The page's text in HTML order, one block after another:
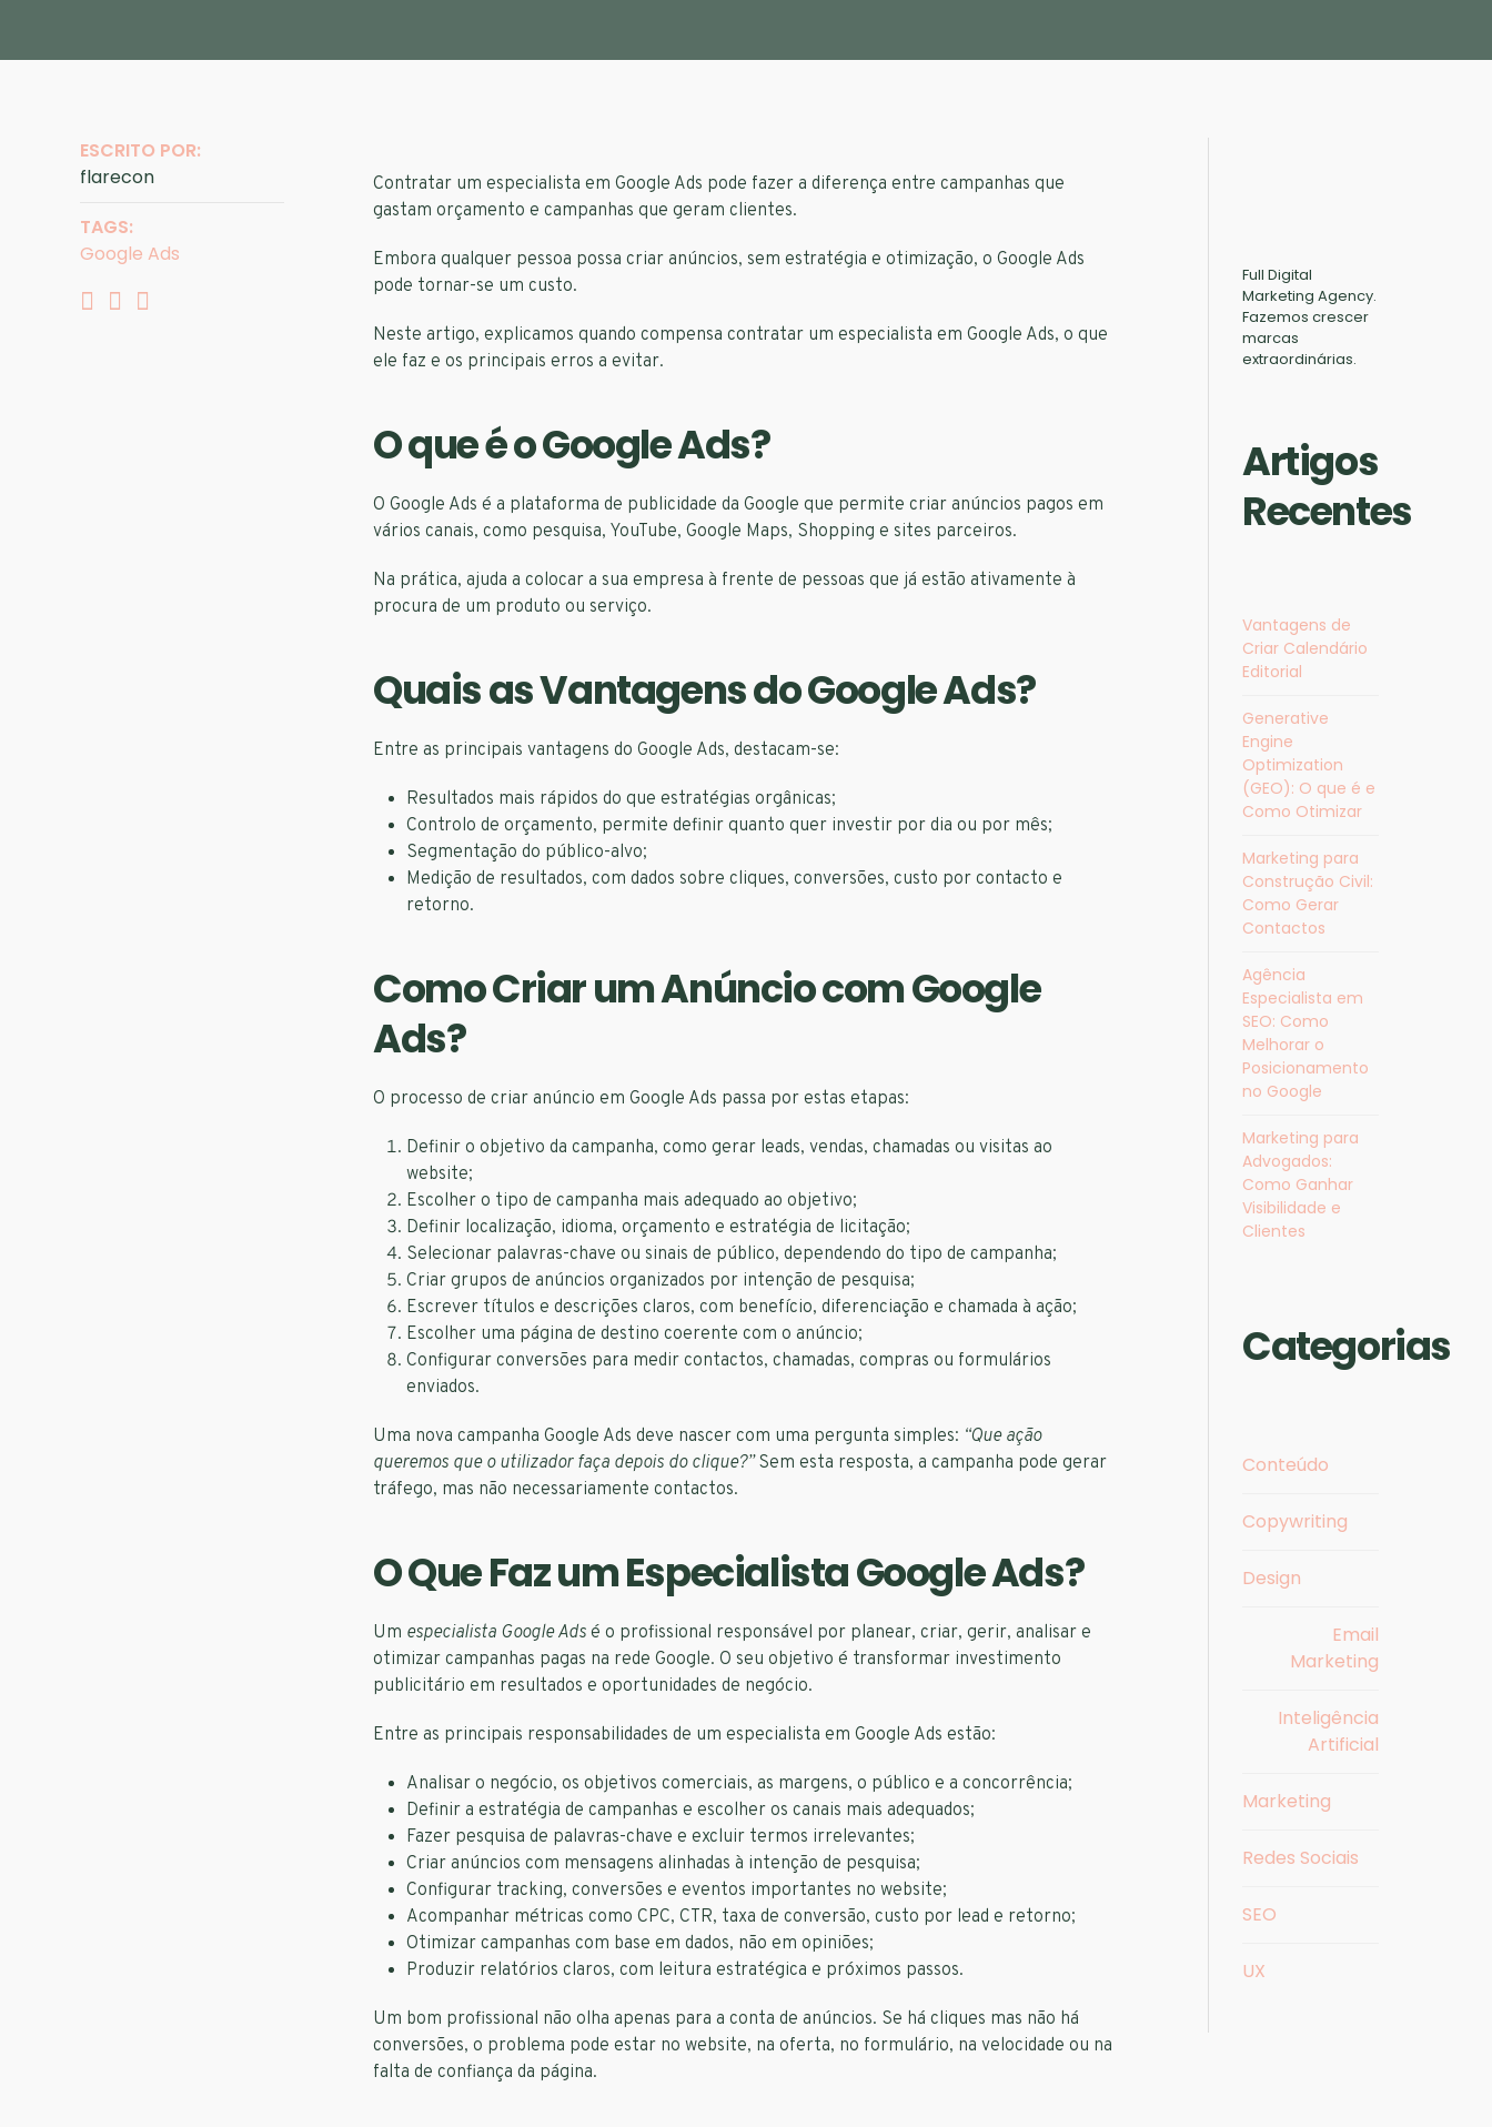
ESCRITO POR:
flarecon
TAGS:
Google Ads
Contratar um especialista em Google Ads pode fazer a diferença entre campanhas que
gastam orçamento e campanhas que geram clientes.
Embora qualquer pessoa possa criar anúncios, sem estratégia e otimização, o Google Ads
pode tornar-se um custo.
Neste artigo, explicamos quando compensa contratar um especialista em Google Ads, o que
ele faz e os principais erros a evitar.
O que é o Google Ads?
O Google Ads é a plataforma de publicidade da Google que permite criar anúncios pagos em
vários canais, como pesquisa, YouTube, Google Maps, Shopping e sites parceiros.
Na prática, ajuda a colocar a sua empresa à frente de pessoas que já estão ativamente à
procura de um produto ou serviço.
Quais as Vantagens do Google Ads?
Entre as principais vantagens do Google Ads, destacam-se:
Resultados mais rápidos do que estratégias orgânicas;
Controlo de orçamento, permite definir quanto quer investir por dia ou por mês;
Segmentação do público-alvo;
Medição de resultados, com dados sobre cliques, conversões, custo por contacto e
retorno.
Como Criar um Anúncio com Google
Ads?
O processo de criar anúncio em Google Ads passa por estas etapas:
Definir o objetivo da campanha, como gerar leads, vendas, chamadas ou visitas ao
website;
Escolher o tipo de campanha mais adequado ao objetivo;
Definir localização, idioma, orçamento e estratégia de licitação;
Selecionar palavras-chave ou sinais de público, dependendo do tipo de campanha;
Criar grupos de anúncios organizados por intenção de pesquisa;
Escrever títulos e descrições claros, com benefício, diferenciação e chamada à ação;
Escolher uma página de destino coerente com o anúncio;
Configurar conversões para medir contactos, chamadas, compras ou formulários
enviados.
Uma nova campanha Google Ads deve nascer com uma pergunta simples: “Que ação
queremos que o utilizador faça depois do clique?”Sem esta resposta, a campanha pode gerar
tráfego, mas não necessariamente contactos.
O Que Faz um Especialista Google Ads?
Um especialista Google Ads é o profissional responsável por planear, criar, gerir, analisar e
otimizar campanhas pagas na rede Google. O seu objetivo é transformar investimento
publicitário em resultados e oportunidades de negócio.
Entre as principais responsabilidades de um especialista em Google Ads estão:
Analisar o negócio, os objetivos comerciais, as margens, o público e a concorrência;
Definir a estratégia de campanhas e escolher os canais mais adequados;
Fazer pesquisa de palavras-chave e excluir termos irrelevantes;
Criar anúncios com mensagens alinhadas à intenção de pesquisa;
Configurar tracking, conversões e eventos importantes no website;
Acompanhar métricas como CPC, CTR, taxa de conversão, custo por lead e retorno;
Otimizar campanhas com base em dados, não em opiniões;
Produzir relatórios claros, com leitura estratégica e próximos passos.
Um bom profissional não olha apenas para a conta de anúncios. Se há cliques mas não há
conversões, o problema pode estar no website, na oferta, no formulário, na velocidade ou na
falta de confiança da página.
Full Digital
Marketing Agency.
Fazemos crescer
marcas
extraordinárias.
Artigos
Recentes
Vantagens de
Criar Calendário
Editorial
Generative
Engine
Optimization
(GEO): O que é e
Como Otimizar
Marketing para
Construção Civil:
Como Gerar
Contactos
Agência
Especialista em
SEO​: Como
Melhorar o
Posicionamento
no Google
Marketing para
Advogados:
Como Ganhar
Visibilidade e
Clientes
Categorias
Conteúdo
Copywriting
Design
Email
Marketing
Inteligência
Artificial
Marketing
Redes Sociais
SEO
UX